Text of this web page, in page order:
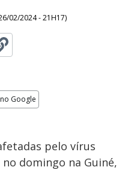
02/2024 - 21H17)
Google
pelo vírus
domingo na Guiné,